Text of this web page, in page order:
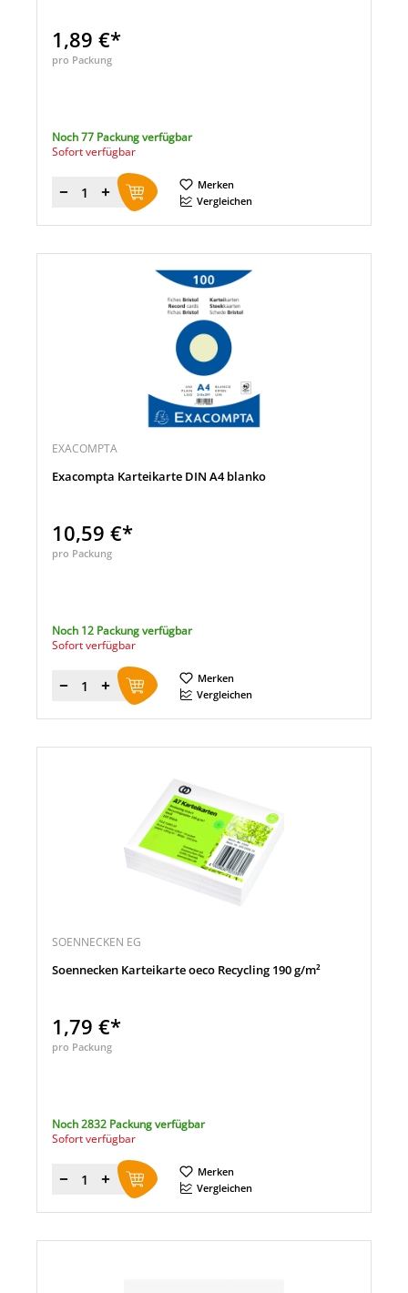
1,89 €*
pro Packung
Noch 77 Packung verfügbar
Sofort verfügbar
Menge
Merken
Vergleichen
EXACOMPTA
Exacompta Karteikarte DIN A4 blanko
10,59 €*
pro Packung
Noch 12 Packung verfügbar
Sofort verfügbar
Menge
Merken
Vergleichen
SOENNECKEN EG
Soennecken Karteikarte oeco Recycling 190 g/m²
1,79 €*
pro Packung
Noch 2832 Packung verfügbar
Sofort verfügbar
Menge
Merken
Vergleichen